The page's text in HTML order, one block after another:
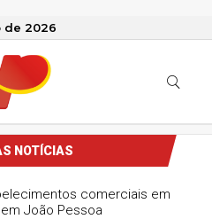
de 2026
NOTÍCIAS
comerciais em
João Pessoa